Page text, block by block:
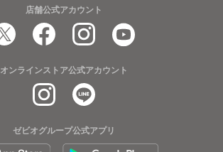
店舗公式アカウント
オンラインストア公式アカウント
ゼビオグループ公式アプリ